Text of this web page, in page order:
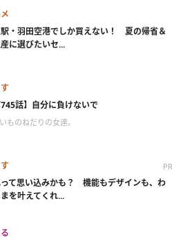
・羽田空港でしか買えない！ 夏の帰省＆
に選びたいセ...
745話】自分に負けないで
ものねだりの女達。
PR
て思い込みかも？ 機能もデザインも、わ
を叶えてくれ...